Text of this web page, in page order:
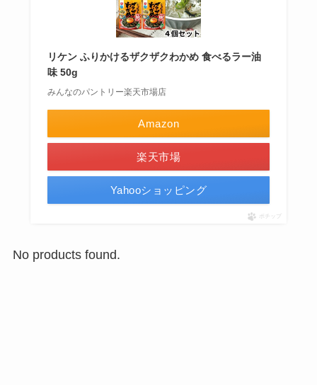
リケン ふりかけるザクザクわかめ 食べるラー油
味 50g
みんなのパントリー楽天市場店
Amazon
楽天市場
Yahooショッピング
ポチップ
No products found.